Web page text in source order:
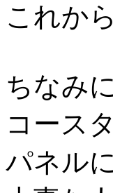
これか
ちなみ
コース
パネル